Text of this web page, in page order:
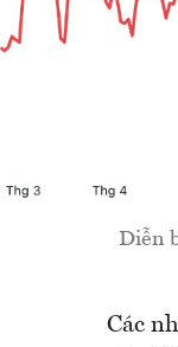
Diễn
Các